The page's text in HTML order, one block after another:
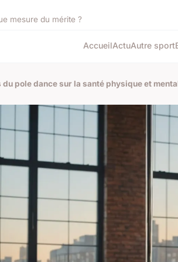
mesure du mérite ?
AccueilActuAutre sport
pole dance sur la santé physique et